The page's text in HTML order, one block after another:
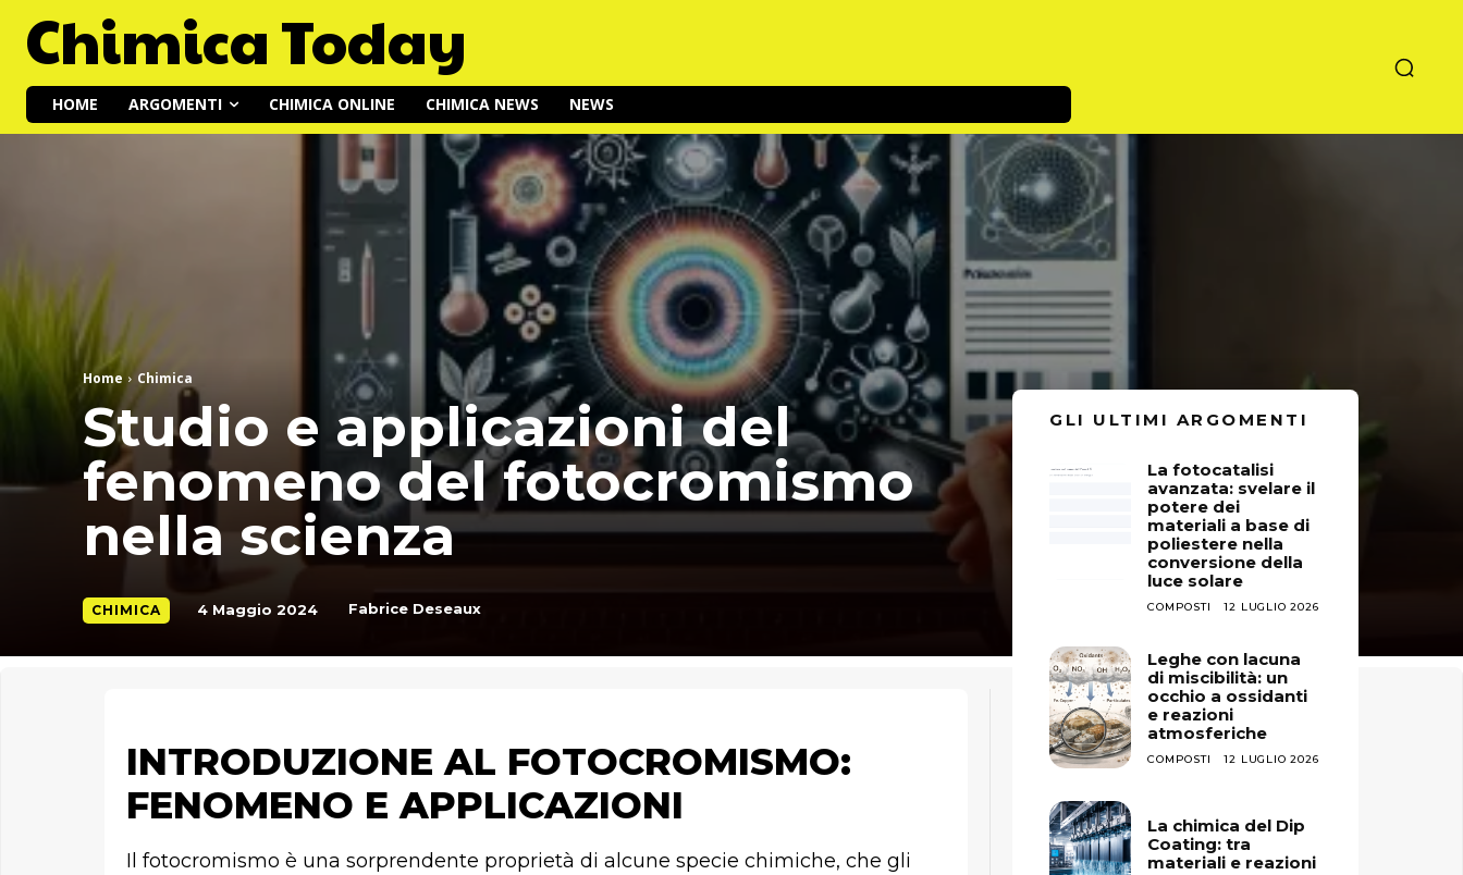
Chimica Today
HOME ARGOMENTI CHIMICA ONLINE CHIMICA NEWS NEWS
Home Chimica
Studio e applicazioni del
fenomeno del fotocromismo
nella scienza
CHIMICA 4 Maggio 2024 Fabrice Deseaux
INTRODUZIONE AL FOTOCROMISMO:
FENOMENO E APPLICAZIONI
Il fotocromismo è una sorprendente proprietà di alcune specie chimiche, che gli
GLI ULTIMI ARGOMENTI
La fotocatalisi
avanzata: svelare il
potere dei
materiali a base di
poliestere nella
conversione della
luce solare
COMPOSTI 12 LUGLIO 2026
Leghe con lacuna
di miscibilità: un
occhio a ossidanti
e reazioni
atmosferiche
COMPOSTI 12 LUGLIO 2026
La chimica del Dip
Coating: tra
materiali e reazioni